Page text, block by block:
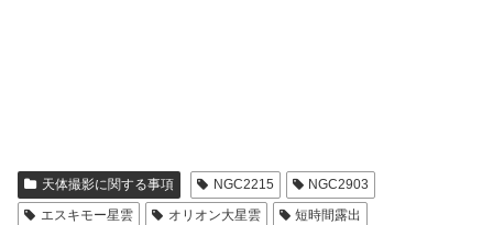
天体撮影に関する事項 NGC2215
NGC2903
エスキモー星雲
オリオン大星雲 短時間露出